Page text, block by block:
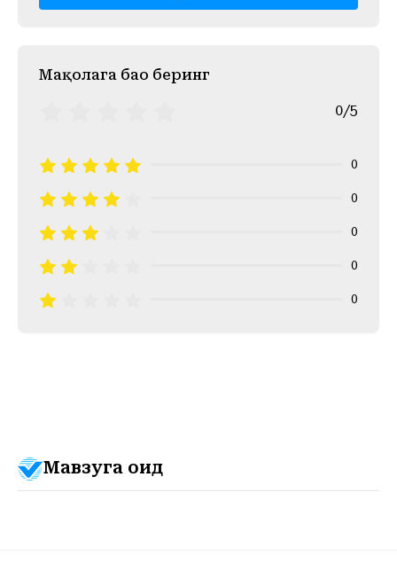
Mақолага баҳо беринг
0/5
0
0
0
0
0
Мавзуга оид